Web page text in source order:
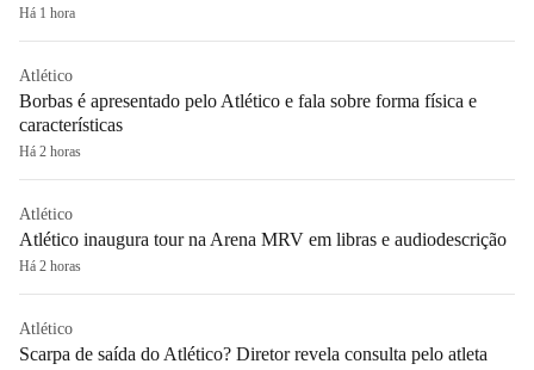
Há 1 hora
Atlético
Borbas é apresentado pelo Atlético e fala sobre forma física e
características
Há 2 horas
Atlético
Atlético inaugura tour na Arena MRV em libras e audiodescrição
Há 2 horas
Atlético
Scarpa de saída do Atlético? Diretor revela consulta pelo atleta